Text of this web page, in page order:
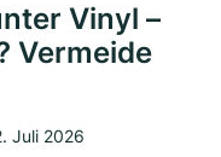
Vinyl –
Vermeide
Juli 2026